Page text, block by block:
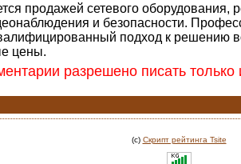
продажей сетевого оборудования,
и безопасности.
подход к решению
цены.
разрешено писать только
(c) Скрипт рейтинга Tsite